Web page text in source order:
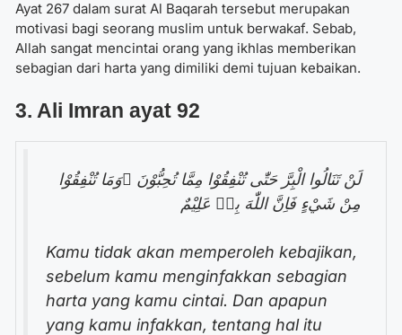
Ayat 267 dalam surat Al Baqarah tersebut merupakan
motivasi bagi seorang muslim untuk berwakaf. Sebab,
Allah sangat mencintai orang yang ikhlas memberikan
sebagian dari harta yang dimiliki demi tujuan kebaikan.
3. Ali Imran ayat 92
لَنْ تَنَالُوا الْبِرَّ حَتّٰى تُنْفِقُوْا مِمَّا تُحِبُّوْنَ ۗوَمَا تُنْفِقُوْا
مِنْ شَيْءٍ فَاِنَّ اللّٰهَ بِهٖ عَلِيْمٌ
Kamu tidak akan memperoleh kebajikan,
sebelum kamu menginfakkan sebagian
harta yang kamu cintai. Dan apapun
yang kamu infakkan, tentang hal itu